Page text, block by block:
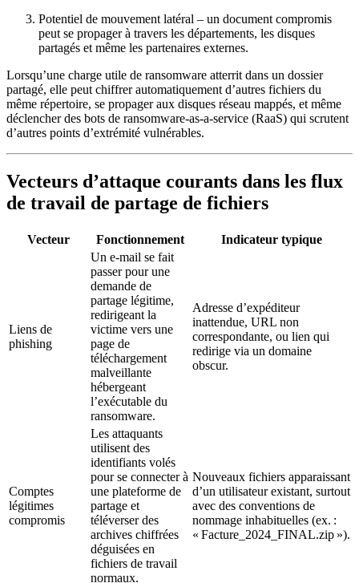
Potentiel de mouvement latéral – un document compromis
peut se propager à travers les départements, les disques
partagés et même les partenaires externes.
Lorsqu’une charge utile de ransomware atterrit dans un dossier
partagé, elle peut chiffrer automatiquement d’autres fichiers du
même répertoire, se propager aux disques réseau mappés, et même
déclencher des bots de ransomware‑as‑a‑service (RaaS) qui scrutent
d’autres points d’extrémité vulnérables.
Vecteurs d’attaque courants dans les flux
de travail de partage de fichiers
Vecteur Fonctionnement Indicateur typique
Liens de
phishing
Un e‑mail se fait
passer pour une
demande de
partage légitime,
redirigeant la
victime vers une
page de
téléchargement
malveillante
hébergeant
l’exécutable du
ransomware.
Adresse d’expéditeur
inattendue, URL non
correspondante, ou lien qui
redirige via un domaine
obscur.
Comptes
légitimes
compromis
Les attaquants
utilisent des
identifiants volés
pour se connecter à
une plateforme de
partage et
téléverser des
archives chiffrées
déguisées en
fichiers de travail
normaux.
Nouveaux fichiers apparaissant
d’un utilisateur existant, surtout
avec des conventions de
nommage inhabituelles (ex. :
« Facture_2024_FINAL.zip »).